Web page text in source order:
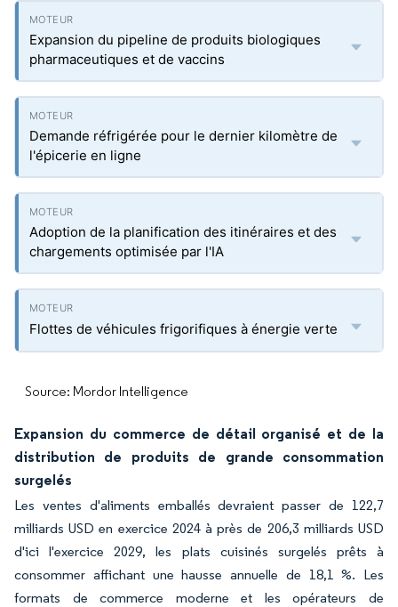
Expansion du pipeline de produits biologiques
pharmaceutiques et de vaccins
Demande réfrigérée pour le dernier kilomètre de
l'épicerie en ligne
Adoption de la planification des itinéraires et des
chargements optimisée par l'IA
Flottes de véhicules frigorifiques à énergie verte
Source: Mordor Intelligence
Expansion du commerce de détail organisé et de la
distribution de produits de grande consommation
surgelés
Les ventes d'aliments emballés devraient passer de 122,7
milliards USD en exercice 2024 à près de 206,3 milliards USD
d'ici l'exercice 2029, les plats cuisinés surgelés prêts à
consommer affichant une hausse annuelle de 18,1 %. Les
formats de commerce moderne et les opérateurs de